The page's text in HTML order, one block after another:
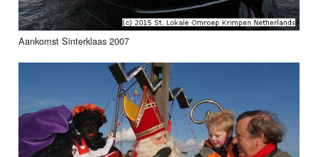
Aankomst Sinterklaas 2007